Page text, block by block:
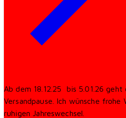
Ab dem 18.12.25 bis 5.01.26 geht
Versandpause. Ich wünsche frohe
ruhigen Jahreswechsel.